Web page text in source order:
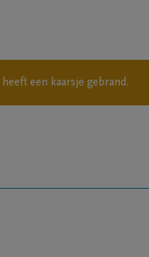
heeft een kaarsje gebrand.